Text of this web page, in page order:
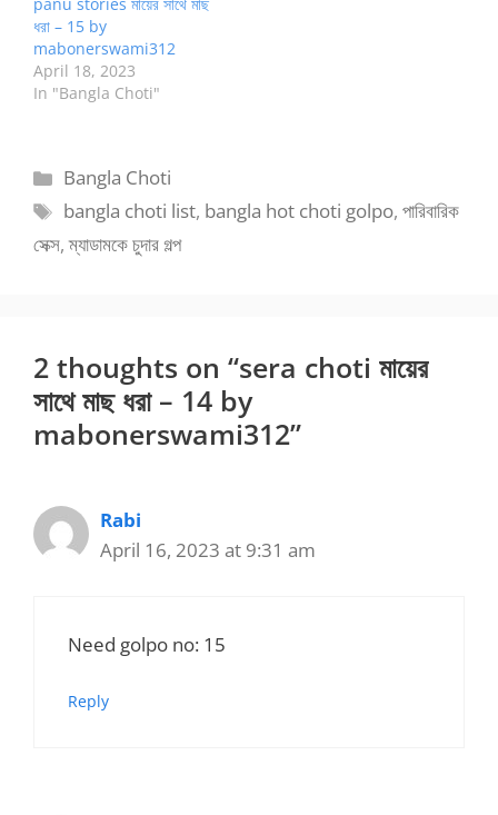
panu stories মায়ের সাথে মাছ
ধরা – 15 by
mabonerswami312
April 18, 2023
In "Bangla Choti"
Categories
Bangla Choti
Tags
bangla choti list, bangla hot choti golpo,পারিবারিক
সেক্স,ম্যাডামকে চুদার গল্প
2 thoughts on “sera choti মায়ের
সাথে মাছ ধরা – 14 by
mabonerswami312”
Rabi
April 16, 2023 at 9:31 am
Need golpo no: 15
Reply